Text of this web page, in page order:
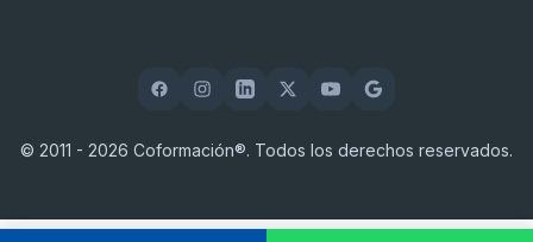
© 2011 - 2026 Coformación®. Todos los derechos reservados.